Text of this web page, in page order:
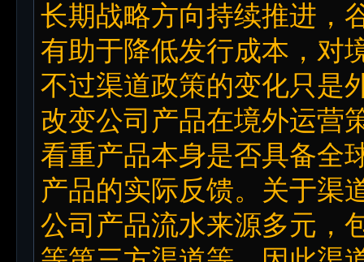
长期战略方向持续推进，
有助于降低发行成本，对
不过渠道政策的变化只是
改变公司产品在境外运营
看重产品本身是否具备全
产品的实际反馈。关于渠
公司产品流水来源多元，